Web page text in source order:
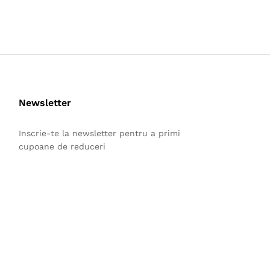
Newsletter
Inscrie-te la newsletter pentru a primi
cupoane de reduceri